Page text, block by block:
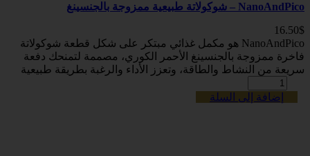
NanoAndPico – شوكولاتة طبيعية ممزوجة بالجنسينغ
16.50$
NanoAndPico هو مكمل غذائي مبتكر على شكل قطعة شوكولاتة
فاخرة ممزوجة بالجنسينغ الأحمر الكوري، مصممة لتمنحك دفعة
سريعة من النشاط والطاقة، وتعزز الأداء والرغبة بطريقة طبيعية
إضافة إلى السلة